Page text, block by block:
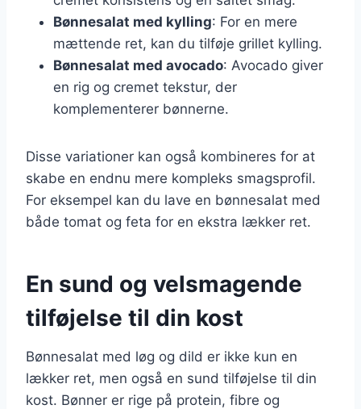
Bønnesalat med kylling: For en mere
mættende ret, kan du tilføje grillet kylling.
Bønnesalat med avocado: Avocado giver
en rig og cremet tekstur, der
komplementerer bønnerne.
Disse variationer kan også kombineres for at
skabe en endnu mere kompleks smagsprofil.
For eksempel kan du lave en bønnesalat med
både tomat og feta for en ekstra lækker ret.
En sund og velsmagende
tilføjelse til din kost
Bønnesalat med løg og dild er ikke kun en
lækker ret, men også en sund tilføjelse til din
kost. Bønner er rige på protein, fibre og